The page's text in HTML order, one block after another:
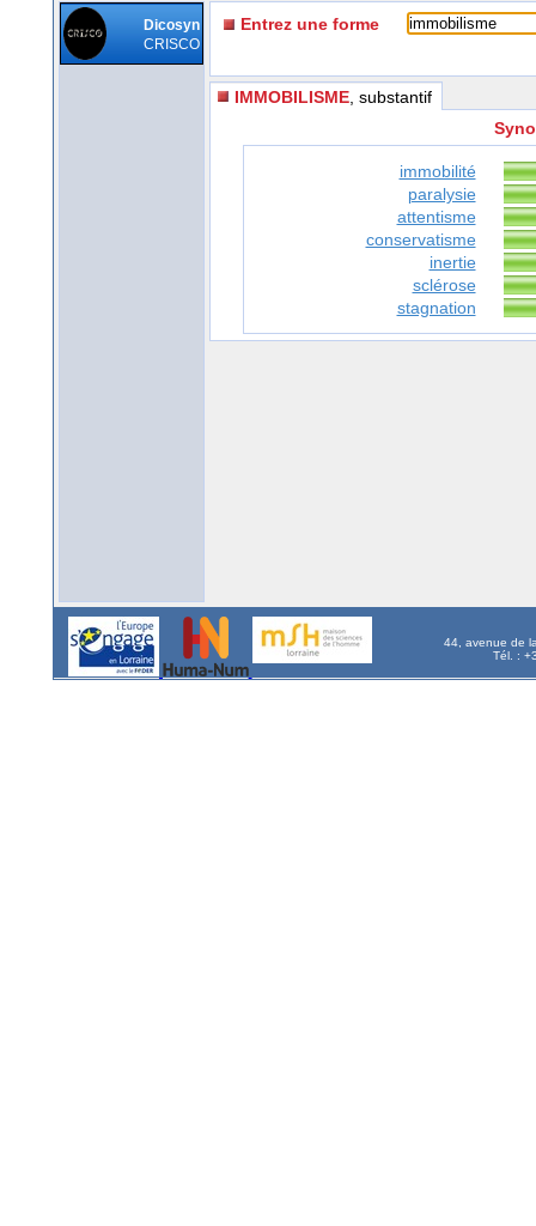
Dicosyn
CRISCO
Entrez une forme
IMMOBILISME , substantif
immobilité
paralysie
attentisme
conservatisme
inertie
sclérose
stagnation
44, avenue de
Tél. :